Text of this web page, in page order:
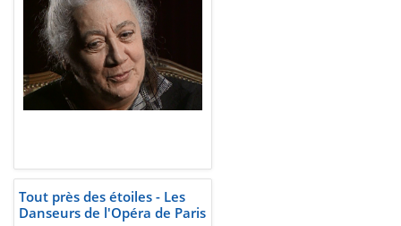
Tout près des étoiles - Les
Danseurs de l'Opéra de Paris